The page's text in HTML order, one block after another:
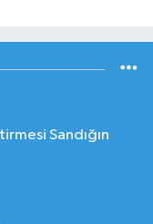
Sandığın